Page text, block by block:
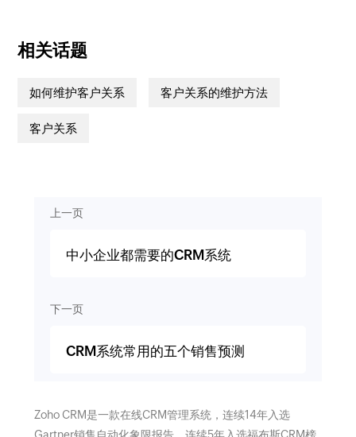
相关话题
如何维护客户关系 客户关系的维护方法
客户关系
上一页
中小企业都需要的CRM系统
下一页
CRM系统常用的五个销售预测
Zoho CRM是一款在线CRM管理系统，连续14年入选